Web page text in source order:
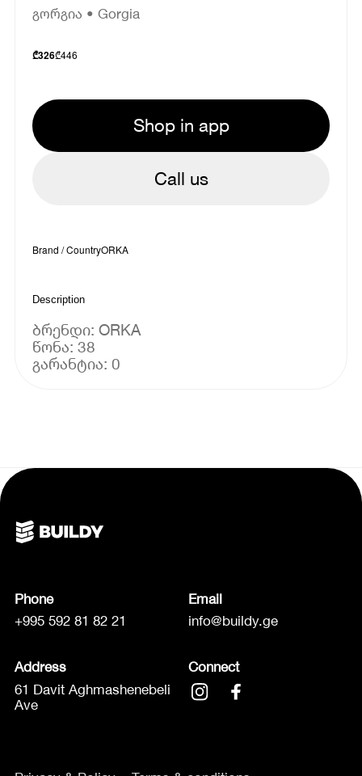
გორგია • Gorgia
₾326₾446
Shop in app
Call us
Brand / CountryORKA
Description
ბრენდი: ORKA
წონა: 38
Phone
+995 592 81 82 21
Email
info@buildy.ge
Address
61 Davit Aghmashenebeli
Ave
Connect